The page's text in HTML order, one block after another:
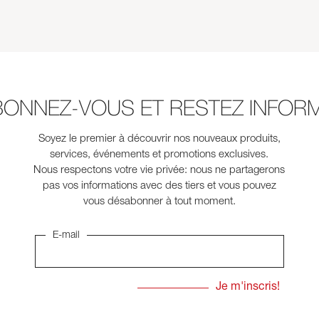
VOUS ET RESTEZ
Soyez le premier à découvrir nos nouveaux produits,
services, événements et promotions exclusives.
Nous respectons votre vie privée: nous ne partagerons
pas vos informations avec des tiers et vous pouvez
vous désabonner à tout moment.
E-mail